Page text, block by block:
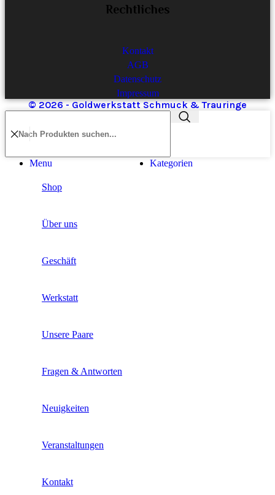
Rechtliches
Kontakt
AGB
Datenschutz
Impressum
© 2026 - Goldwerkstatt Schmuck & Trauringe
Menu Kategorien
Shop
Über uns
Geschäft
Werkstatt
Unsere Paare
Fragen & Antworten
Neuigkeiten
Veranstaltungen
Kontakt